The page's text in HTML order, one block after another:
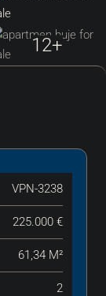
12+
VPN-3238
225.000 €
61,34 М²
2